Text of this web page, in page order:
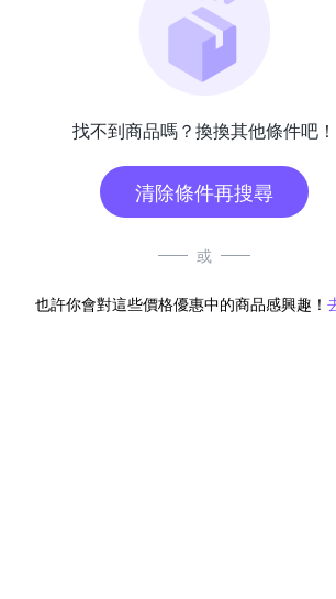
找不到商品嗎？換換其他條件吧！
清除條件再搜尋
或
也許你會對這些價格優惠中的商品感興趣！